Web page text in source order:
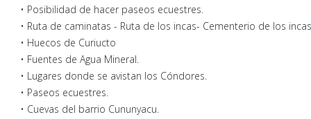
• Posibilidad de hacer paseos ecuestres.
• Ruta de caminatas - Ruta de los incas- Cementerio de los incas
• Huecos de Curiucto
• Fuentes de Agua Mineral.
• Lugares donde se avistan los Cóndores.
• Paseos ecuestres.
• Cuevas del barrio Cununyacu.